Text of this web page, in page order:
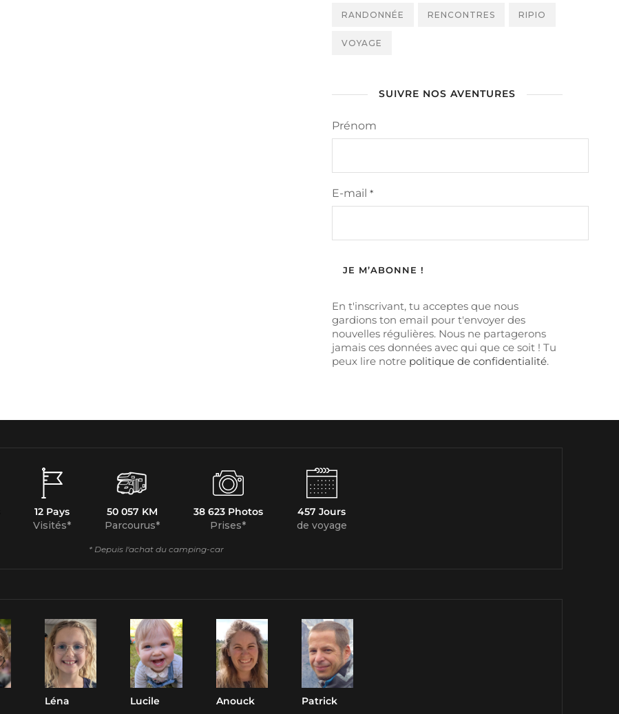
RANDONNÉE RENCONTRES RIPIO
VOYAGE
SUIVRE NOS AVENTURES
Prénom
E-mail *
En t'inscrivant, tu acceptes que nous
gardions ton email pour t'envoyer des
nouvelles régulières. Nous ne partagerons
jamais ces données avec qui que ce soit ! Tu
peux lire notre politique de confidentialité.
12 Pays
Visités*
50 057 KM
Parcourus*
38 623 Photos
Prises*
457 Jours
de voyage
* Depuis l'achat du camping-car
Léna Lucile Anouck Patrick